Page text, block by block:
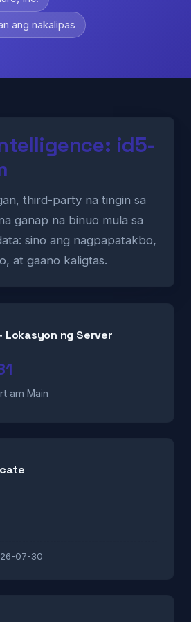
ang nakalipas
id5-
third-party na tingin sa
ganap na binuo mula sa
sino ang nagpapatakbo,
at gaano kaligtas.
Lokasyon ng Server
am Main
07-30